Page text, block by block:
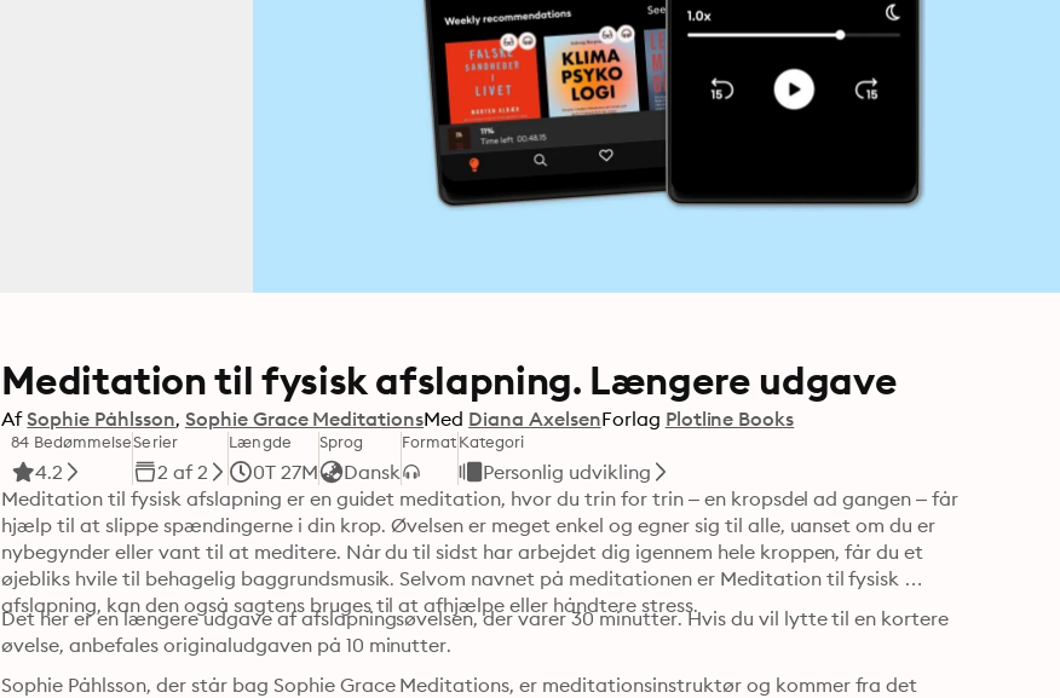
Meditation til fysisk afslapning. Længere udgave
Af Sophie Påhlsson Sophie Grace MeditationsMed Diana AxelsenForlag Plotline Books
84 Bedømmelse
4.2
Serier
2 af 2
Længde
0T 27M
Sprog
Dansk
FormatKategori
Personlig udvikling
Meditation til fysisk afslapning er en guidet meditation, hvor du trin for trin – en kropsdel ad gangen – får
hjælp til at slippe spændingerne i din krop. Øvelsen er meget enkel og egner sig til alle, uanset om du er
nybegynder eller vant til at meditere. Når du til sidst har arbejdet dig igennem hele kroppen, får du et
øjebliks hvile til behagelig baggrundsmusik. Selvom navnet på meditationen er Meditation til fysisk
afslapning, kan den også sagtens bruges til at afhjælpe eller håndtere stress.
Det her er en længere udgave af afslapningsøvelsen, der varer 30 minutter. Hvis du vil lytte til en kortere
Sophie Påhlsson, der står bag Sophie Grace Meditations, er meditationsinstruktør og kommer fra det